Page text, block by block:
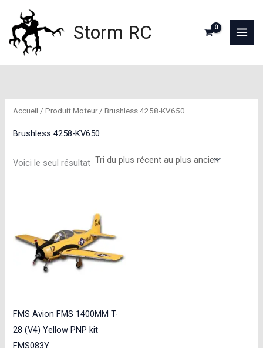
contenu
Storm RC
Accueil / Produit Moteur / Brushless 4258-KV650
Brushless 4258-KV650
Voici le seul résultat
FMS Avion FMS 1400MM T-
28 (V4) Yellow PNP kit
FMS083Y